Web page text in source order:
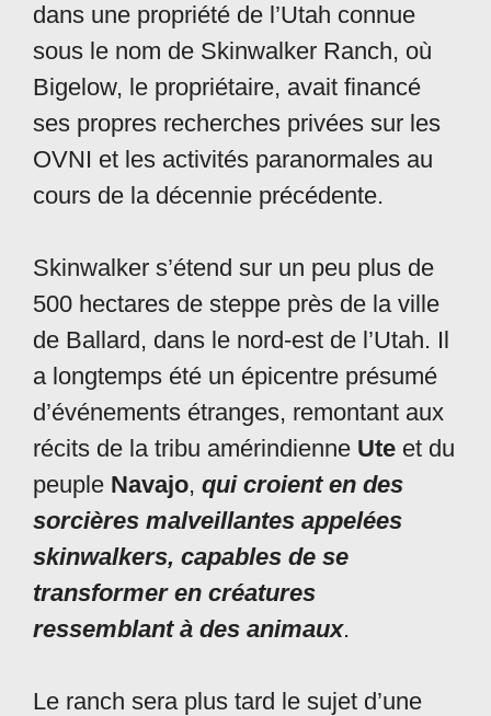
dans une propriété de l’Utah connue
sous le nom de Skinwalker Ranch, où
Bigelow, le propriétaire, avait financé
ses propres recherches privées sur les
OVNI et les activités paranormales au
cours de la décennie précédente.
Skinwalker s’étend sur un peu plus de
500 hectares de steppe près de la ville
de Ballard, dans le nord-est de l’Utah. Il
a longtemps été un épicentre présumé
d’événements étranges, remontant aux
récits de la tribu amérindienne Ute et du
peuple Navajo, qui croient en des
sorcières malveillantes appelées
skinwalkers, capables de se
transformer en créatures
ressemblant à des animaux.
Le ranch sera plus tard le sujet d’une